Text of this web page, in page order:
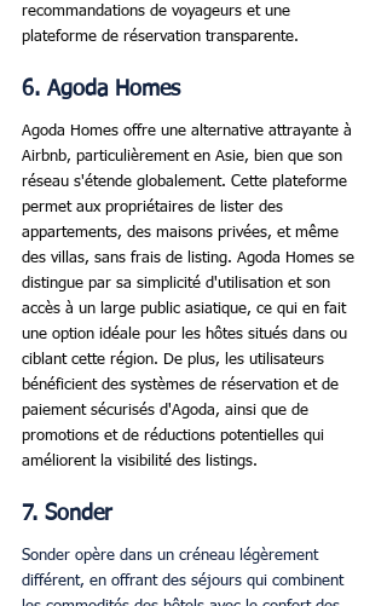
recommandations de voyageurs et une
plateforme de réservation transparente.
6. Agoda Homes
Agoda Homes offre une alternative attrayante à
Airbnb, particulièrement en Asie, bien que son
réseau s'étende globalement. Cette plateforme
permet aux propriétaires de lister des
appartements, des maisons privées, et même
des villas, sans frais de listing. Agoda Homes se
distingue par sa simplicité d'utilisation et son
accès à un large public asiatique, ce qui en fait
une option idéale pour les hôtes situés dans ou
ciblant cette région. De plus, les utilisateurs
bénéficient des systèmes de réservation et de
paiement sécurisés d'Agoda, ainsi que de
promotions et de réductions potentielles qui
améliorent la visibilité des listings.
7. Sonder
Sonder opère dans un créneau légèrement
différent, en offrant des séjours qui combinent